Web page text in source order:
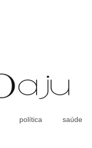
Coluna Social
política saúde